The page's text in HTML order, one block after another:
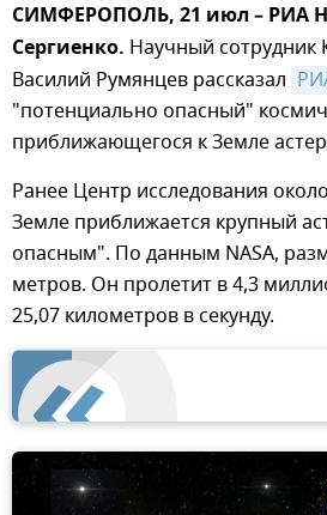
СИМФЕРОПОЛЬ, 21 июл – РИА
Сергиенко. Научный сотрудник
Василий Румянцев рассказал
"потенциально опасный"
приближающегося к Земле
Ранее Центр исследования
Земле приближается крупный
опасным". По данным NASA,
метров. Он пролетит в 4,3
25,07 километров в секунду.